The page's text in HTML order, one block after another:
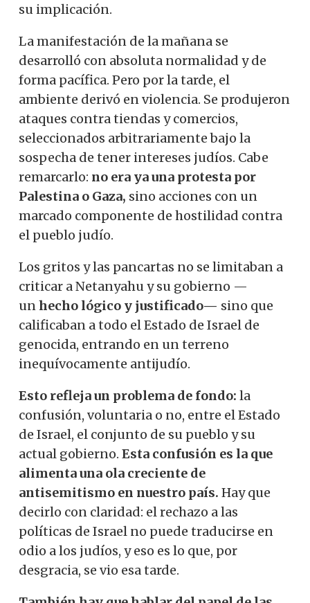
su implicación.
La manifestación de la mañana se
desarrolló con absoluta normalidad y de
forma pacífica. Pero por la tarde, el
ambiente derivó en violencia. Se produjeron
ataques contra tiendas y comercios,
seleccionados arbitrariamente bajo la
sospecha de tener intereses judíos. Cabe
remarcarlo: no era ya una protesta por
Palestina o Gaza, sino acciones con un
marcado componente de hostilidad contra
el pueblo judío.
Los gritos y las pancartas no se limitaban a
criticar a Netanyahu y su gobierno —
un hecho lógico y justificado— sino que
calificaban a todo el Estado de Israel de
genocida, entrando en un terreno
inequívocamente antijudío.
Esto refleja un problema de fondo: la
confusión, voluntaria o no, entre el Estado
de Israel, el conjunto de su pueblo y su
actual gobierno. Esta confusión es la que
alimenta una ola creciente de
antisemitismo en nuestro país. Hay que
decirlo con claridad: el rechazo a las
políticas de Israel no puede traducirse en
odio a los judíos, y eso es lo que, por
desgracia, se vio esa tarde.